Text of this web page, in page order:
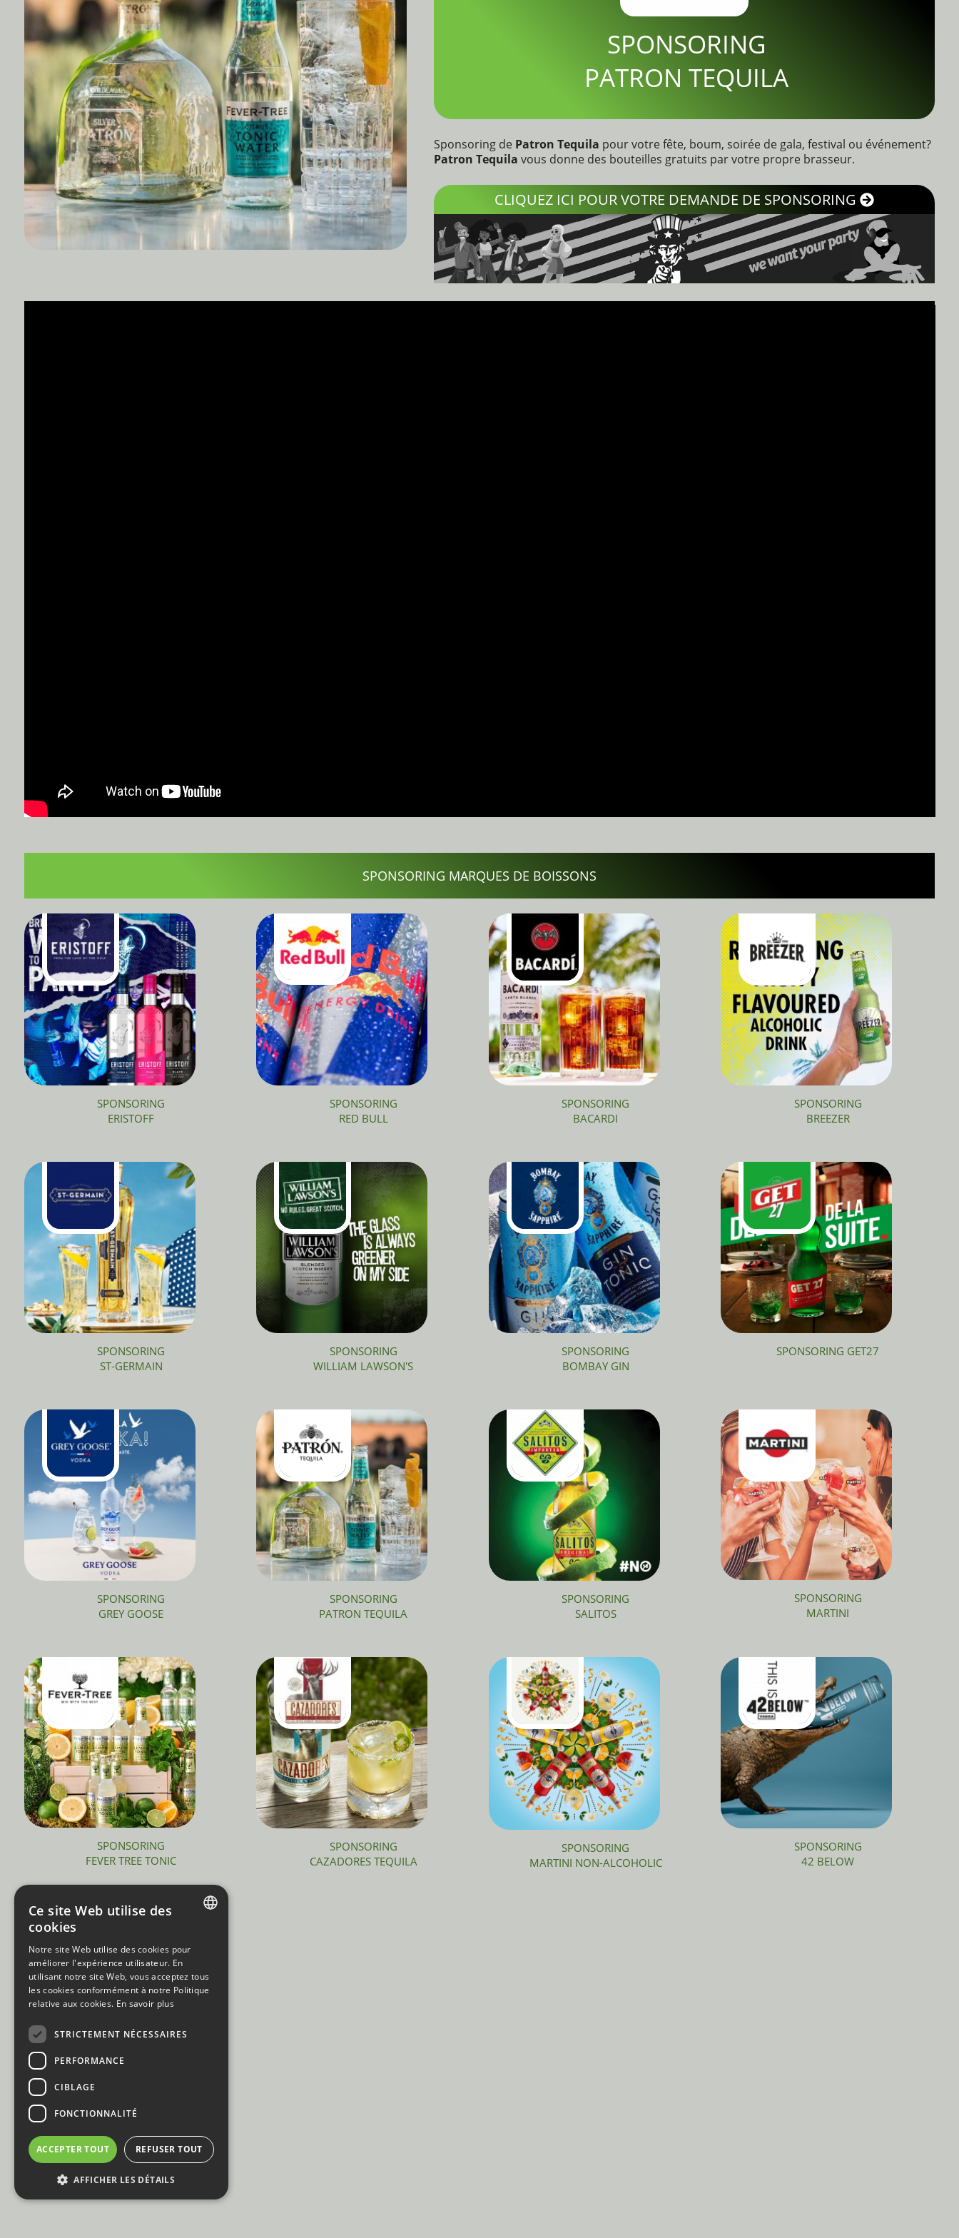
SPONSORING
PATRON TEQUILA
Sponsoring de Patron Tequila pour votre fête, boum, soirée de gala, festival ou événement?
Patron Tequila vous donne des bouteilles gratuits par votre propre brasseur.
CLIQUEZ ICI POUR VOTRE DEMANDE DE SPONSORING
SPONSORING MARQUES DE BOISSONS
SPONSORING
ERISTOFF
SPONSORING
RED BULL
SPONSORING
BACARDI
SPONSORING
BREEZER
SPONSORING
ST-GERMAIN
SPONSORING
WILLIAM LAWSON'S
SPONSORING
BOMBAY GIN
SPONSORING GET27
SPONSORING
GREY GOOSE
SPONSORING
PATRON TEQUILA
SPONSORING
SALITOS
SPONSORING
MARTINI
SPONSORING
FEVER TREE TONIC
SPONSORING
CAZADORES TEQUILA
SPONSORING
MARTINI NON-ALCOHOLIC
SPONSORING
42 BELOW
BACARDI COCKTAILS BY TAILS
FRENCH
Ce site Web utilise des
cookies
Notre site Web utilise des cookies pour
améliorer l'expérience utilisateur. En
utilisant notre site Web, vous acceptez tous
les cookies conformément à notre Politique
relative aux cookies. En savoir plus
STRICTEMENT NÉCESSAIRES
PERFORMANCE
CIBLAGE
FONCTIONNALITÉ
ACCEPTER TOUT REFUSER TOUT
AFFICHER LES DÉTAILS